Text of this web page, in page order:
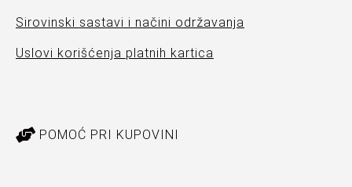
Sirovinski sastavi i načini održavanja
Uslovi korišćenja platnih kartica
POMOĆ PRI KUPOVINI